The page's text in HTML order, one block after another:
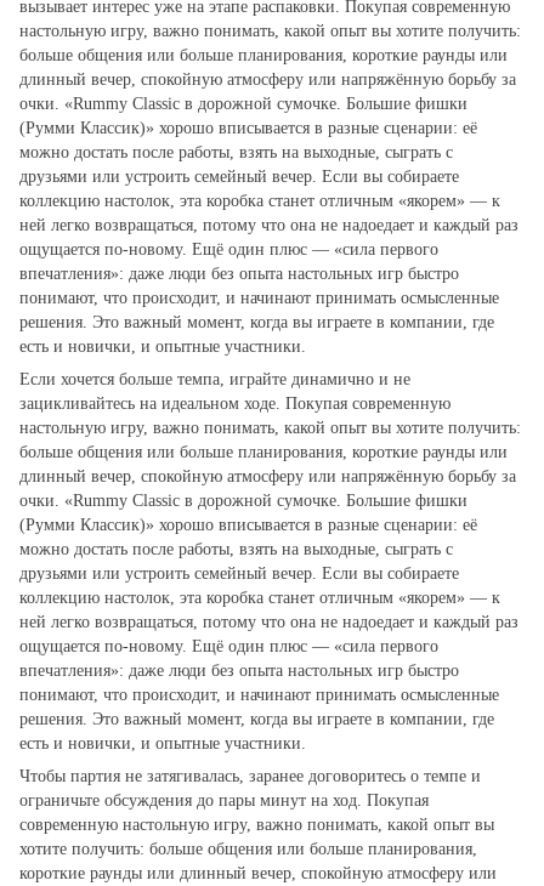
вызывает интерес уже на этапе распаковки. Покупая современную
настольную игру, важно понимать, какой опыт вы хотите получить:
больше общения или больше планирования, короткие раунды или
длинный вечер, спокойную атмосферу или напряжённую борьбу за
очки. «Rummy Classic в дорожной сумочке. Большие фишки
(Румми Классик)» хорошо вписывается в разные сценарии: её
можно достать после работы, взять на выходные, сыграть с
друзьями или устроить семейный вечер. Если вы собираете
коллекцию настолок, эта коробка станет отличным «якорем» — к
ней легко возвращаться, потому что она не надоедает и каждый раз
ощущается по‑новому. Ещё один плюс — «сила первого
впечатления»: даже люди без опыта настольных игр быстро
понимают, что происходит, и начинают принимать осмысленные
решения. Это важный момент, когда вы играете в компании, где
есть и новички, и опытные участники.
Если хочется больше темпа, играйте динамично и не
зацикливайтесь на идеальном ходе. Покупая современную
настольную игру, важно понимать, какой опыт вы хотите получить:
больше общения или больше планирования, короткие раунды или
длинный вечер, спокойную атмосферу или напряжённую борьбу за
очки. «Rummy Classic в дорожной сумочке. Большие фишки
(Румми Классик)» хорошо вписывается в разные сценарии: её
можно достать после работы, взять на выходные, сыграть с
друзьями или устроить семейный вечер. Если вы собираете
коллекцию настолок, эта коробка станет отличным «якорем» — к
ней легко возвращаться, потому что она не надоедает и каждый раз
ощущается по‑новому. Ещё один плюс — «сила первого
впечатления»: даже люди без опыта настольных игр быстро
понимают, что происходит, и начинают принимать осмысленные
решения. Это важный момент, когда вы играете в компании, где
есть и новички, и опытные участники.
Чтобы партия не затягивалась, заранее договоритесь о темпе и
ограничьте обсуждения до пары минут на ход. Покупая
современную настольную игру, важно понимать, какой опыт вы
хотите получить: больше общения или больше планирования,
короткие раунды или длинный вечер, спокойную атмосферу или